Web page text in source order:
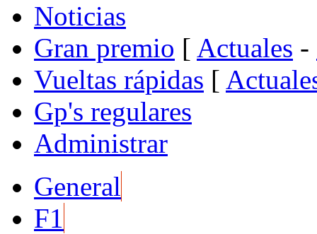
Noticias
Gran premio [ Actuales -
Vueltas rápidas [
Gp's regulares
Administrar
General
F1